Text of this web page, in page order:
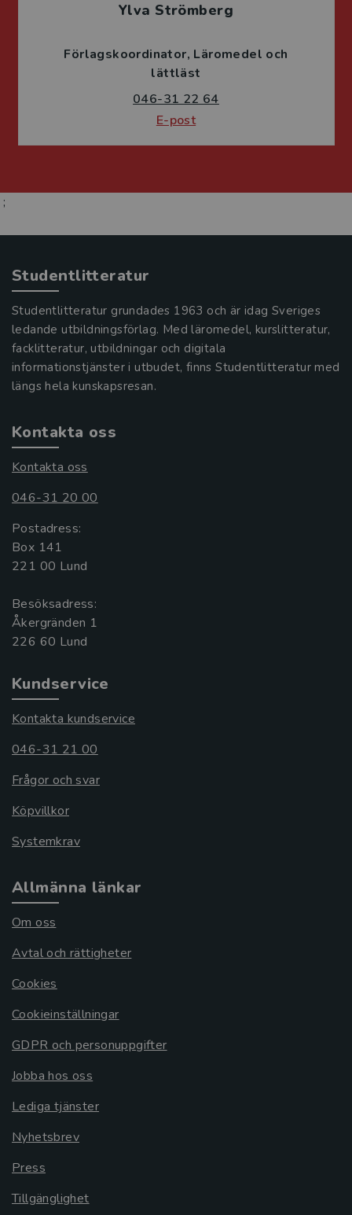
Ylva Strömberg
Förlagskoordinator Läromedel och
lättläst
046-31 22 64
E-post
;
Studentlitteratur
Studentlitteratur grundades 1963 och är idag Sveriges
ledande utbildningsförlag. Med läromedel, kurslitteratur,
facklitteratur, utbildningar och digitala
informationstjänster i utbudet, finns Studentlitteratur med
längs hela kunskapsresan.
Kontakta oss
Kontakta oss
046-31 20 00
Postadress:
Box 141
221 00 Lund
Besöksadress:
Åkergränden 1
Kundservice
Kontakta kundservice
046-31 21 00
Frågor och svar
Köpvillkor
Systemkrav
Allmänna länkar
Om oss
Avtal och rättigheter
Cookies
Cookieinställningar
GDPR och personuppgifter
Jobba hos oss
Lediga tjänster
Nyhetsbrev
Press
Tillgänglighet